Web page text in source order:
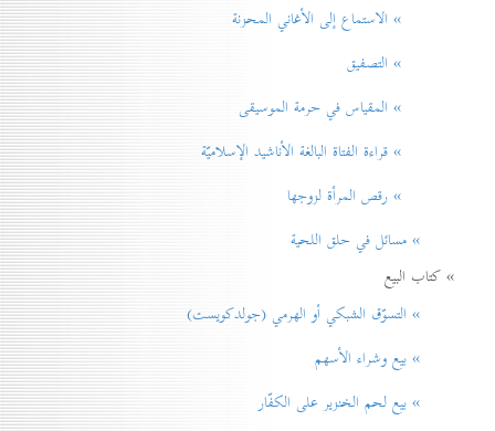
» الاستماع إلى الأغاني المحزنة
» التصفيق
» المقياس في حرمة الموسيقی
» قراءة الفتاة البالغة الأناشيد الإسلاميّة
» رقص المرأة لزوجها
» مسائل في حلق اللحية
» كتاب البيع
» التسوّق الشبكي أو الهرمي (جولدكويست)
» بيع وشراء الأسهم
» بيع لحم الخنزير علی الكفّار